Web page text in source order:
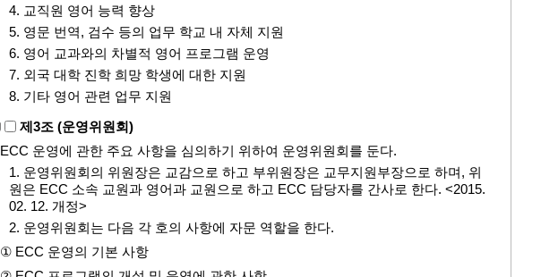
4. 교직원 영어 능력 향상
5. 영문 번역, 검수 등의 업무 학교 내 자체 지원
6. 영어 교과와의 차별적 영어 프로그램 운영
7. 외국 대학 진학 희망 학생에 대한 지원
8. 기타 영어 관련 업무 지원
제3조 (운영위원회)
ECC 운영에 관한 주요 사항을 심의하기 위하여 운영위원회를 둔다.
1. 운영위원회의 위원장은 교감으로 하고 부위원장은 교무지원부장으로 하며, 위
원은 ECC 소속 교원과 영어과 교원으로 하고 ECC 담당자를 간사로 한다. <2015.
02. 12. 개정>
2. 운영위원회는 다음 각 호의 사항에 자문 역할을 한다.
① ECC 운영의 기본 사항